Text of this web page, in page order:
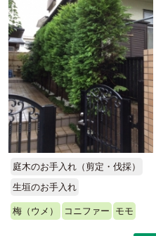
庭木のお手入れ（剪定・伐採）
生垣のお手入れ
梅（ウメ） コニファー モモ